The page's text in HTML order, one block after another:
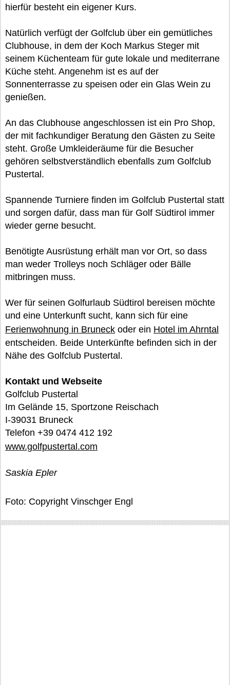
hierfür besteht ein eigener Kurs.
Natürlich verfügt der Golfclub über ein gemütliches
Clubhouse, in dem der Koch Markus Steger mit
seinem Küchenteam für gute lokale und mediterrane
Küche steht. Angenehm ist es auf der
Sonnenterrasse zu speisen oder ein Glas Wein zu
genießen.
An das Clubhouse angeschlossen ist ein Pro Shop,
der mit fachkundiger Beratung den Gästen zu Seite
steht. Große Umkleideräume für die Besucher
gehören selbstverständlich ebenfalls zum Golfclub
Pustertal.
Spannende Turniere finden im Golfclub Pustertal statt
und sorgen dafür, dass man für Golf Südtirol immer
wieder gerne besucht.
Benötigte Ausrüstung erhält man vor Ort, so dass
man weder Trolleys noch Schläger oder Bälle
mitbringen muss.
Wer für seinen Golfurlaub Südtirol bereisen möchte
und eine Unterkunft sucht, kann sich für eine
Ferienwohnung in Bruneck oder ein Hotel im Ahrntal
entscheiden. Beide Unterkünfte befinden sich in der
Nähe des Golfclub Pustertal.
Kontakt und Webseite
Golfclub Pustertal
Im Gelände 15, Sportzone Reischach
I-39031 Bruneck
Telefon +39 0474 412 192
www.golfpustertal.com
Saskia Epler
Foto: Copyright Vinschger Engl